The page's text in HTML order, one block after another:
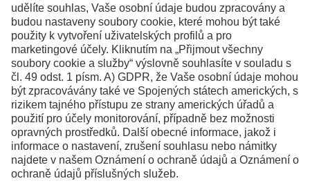
Facebook
Instagram